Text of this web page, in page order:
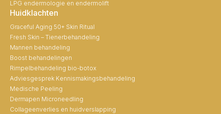
LPG endermologie en endermolift
Huidklachten
Graceful Aging 50+ Skin Ritual
Fresh Skin – Tienerbehandeling
Mannen behandeling
Boost behandelingen
Rimpelbehandeling bio-botox
Adviesgesprek Kennismakingsbehandeling
Medische Peeling
Dermapen Microneedling
Collageenverlies en huidverslapping